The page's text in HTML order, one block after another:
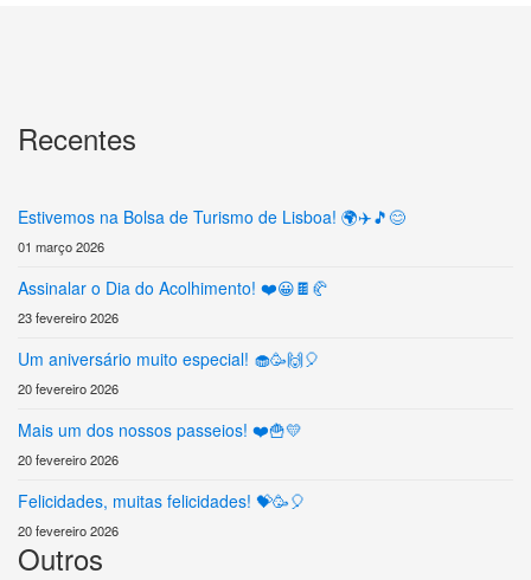
Recentes
Estivemos na Bolsa de Turismo de Lisboa! 🌍✈️🎵😊
01 março 2026
Assinalar o Dia do Acolhimento! ❤️😀🍫🥐
23 fevereiro 2026
Um aniversário muito especial! 🧁🥳🙌🎈
20 fevereiro 2026
Mais um dos nossos passeios! ❤️🍟💛
20 fevereiro 2026
Felicidades, muitas felicidades! 💝🥳🎈
20 fevereiro 2026
Outros